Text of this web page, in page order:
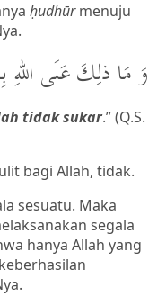
ḥudhūrmenuju
وَ مَا ذلِكَ عَلَى اللهِ
tidak sukar.” (Q.S.
bagi Allah, tidak.
sesuatu. Maka
segala
hanya Allah yang